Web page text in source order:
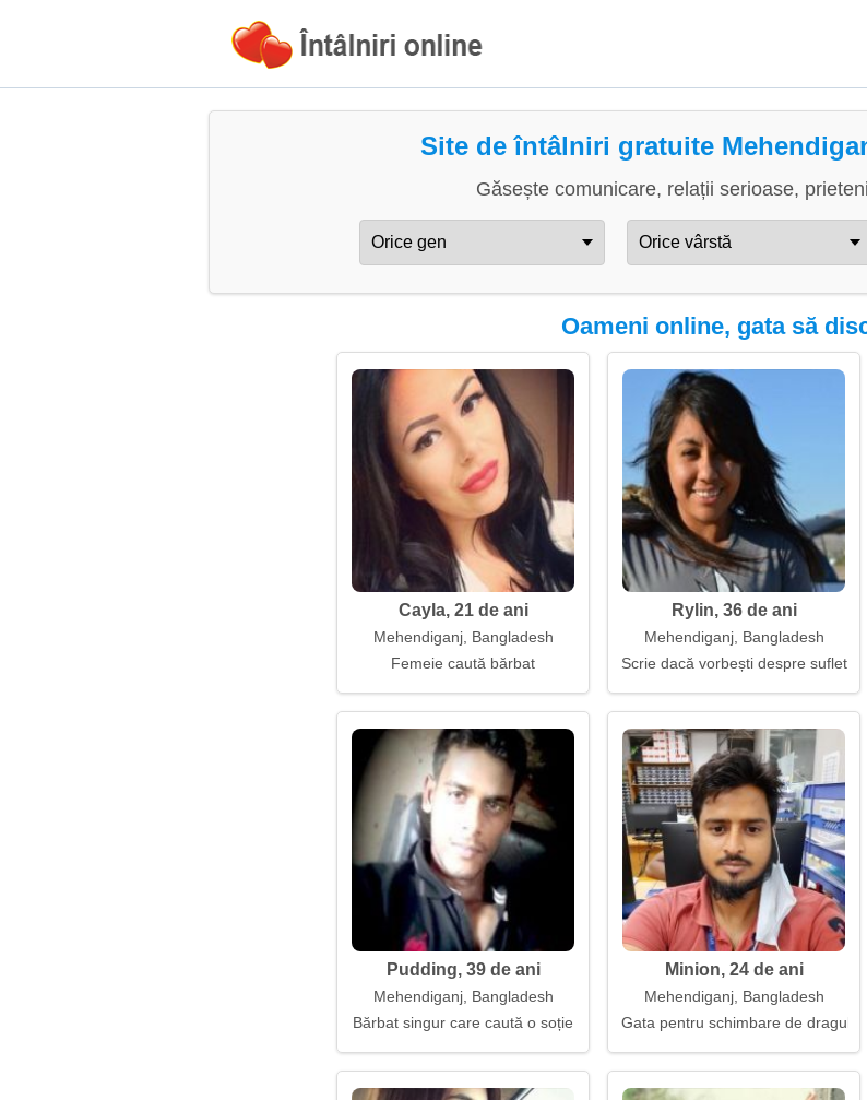
Site de întâlniri gratuite
Găsește comunicare, relații serioase,
Oameni online, gata să
Cayla, 21 de ani
Mehendiganj, Bangladesh
Femeie caută bărbat
Rylin, 36 de ani
Mehendiganj, Bangladesh
Scrie dacă vorbești despre suflet
Pudding, 39 de ani
Mehendiganj, Bangladesh
Bărbat singur care caută o soție
Minion, 24 de ani
Mehendiganj, Bangladesh
Gata pentru schimbare de dragul